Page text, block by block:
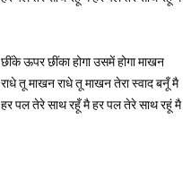
छींके ऊपर छींका होगा उसमें होगा माखन
राधे तू माखन राधे तू माखन तेरा स्वाद बनूँ मै